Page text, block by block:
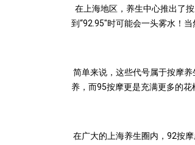
在上海地区，养生中心推出了
到“92.95"时可能会一头雾水！当
简单来说，这些代号属于按摩
养，而95按摩更是充满更多的花
在广大的上海养生圈内， 92按